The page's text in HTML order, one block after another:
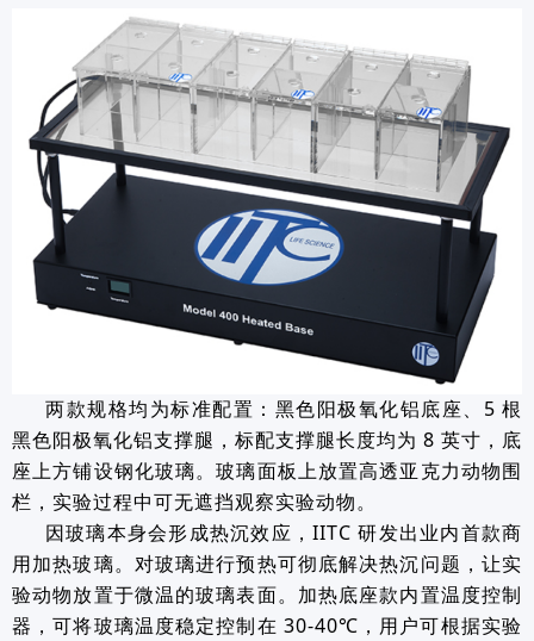
两款规格均为标准配置：黑色阳极氧化铝底座、5 根
黑色阳极氧化铝支撑腿，标配支撑腿长度均为 8 英寸，底
座上方铺设钢化玻璃。玻璃面板上放置高透亚克力动物围
栏，实验过程中可无遮挡观察实验动物。
因玻璃本身会形成热沉效应 ，IITC 研发出业内首款商
用加热玻璃。对玻璃进行预热可彻底解决热沉问题，让实
验动物放置于微温的玻璃表面。加热底座款内置温度控制
器，可将玻璃温度稳定控制在 30-40℃，用户可根据实验